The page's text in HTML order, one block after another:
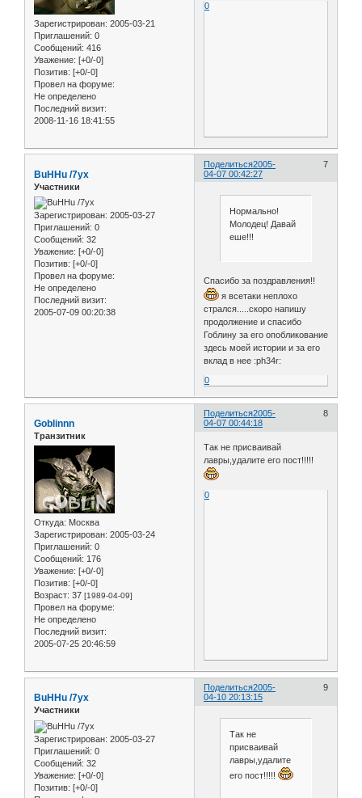
Зарегистрирован: 2005-03-21
Приглашений: 0
Сообщений: 416
Уважение: [+0/-0]
Позитив: [+0/-0]
Провел на форуме:
Не определено
Последний визит:
2008-11-16 18:41:55
0
Поделиться 7
2005-
04-07 00:42:27
BuHHu /7yx
Участники
Зарегистрирован: 2005-03-27
Приглашений: 0
Сообщений: 32
Уважение: [+0/-0]
Позитив: [+0/-0]
Провел на форуме:
Не определено
Последний визит:
2005-07-09 00:20:38
Нормально!
Молодец! Давай
еше!!!
Спасибо за поздравления!!
я всетаки неплохо
стрался.....скоро напишу
продолжение и спасибо
Гоблину за его опобликование
здесь моей истории и за его
вклад в нее :ph34r:
0
Поделиться 8
2005-
04-07 00:44:18
Goblinnn
Транзитник
Откуда: Москва
Зарегистрирован: 2005-03-24
Приглашений: 0
Сообщений: 176
Уважение: [+0/-0]
Позитив: [+0/-0]
Возраст: 37 [1989-04-09]
Провел на форуме:
Не определено
Последний визит:
2005-07-25 20:46:59
Так не присваивай
лавры,удалите его пост!!!!!
0
Поделиться 9
2005-
04-10 20:13:15
BuHHu /7yx
Участники
Зарегистрирован: 2005-03-27
Приглашений: 0
Сообщений: 32
Уважение: [+0/-0]
Позитив: [+0/-0]
Так не
присваивай
лавры,удалите
его пост!!!!!